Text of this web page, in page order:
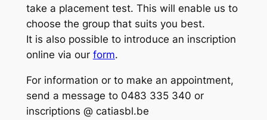
take a placement test. This will enable us to
choose the group that suits you best.
It is also possible to introduce an inscription
online via our form.
For information or to make an appointment,
send a message to 0483 335 340 or
inscriptions @ catiasbl.be